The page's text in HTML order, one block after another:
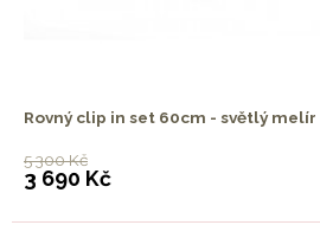
Rovný clip in set 60cm - světlý melír
5 300 Kč
3 690 Kč